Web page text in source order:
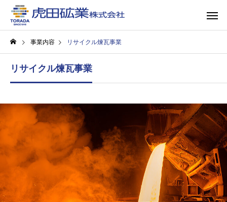
事業内容 リサイクル煉瓦事業
リサイクル煉瓦事業